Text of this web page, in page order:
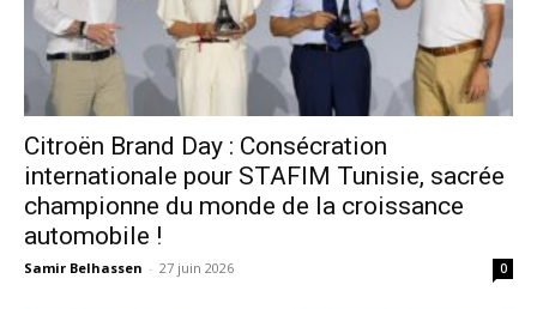
Citroën Brand Day : Consécration
internationale pour STAFIM Tunisie, sacrée
championne du monde de la croissance
automobile !
Samir Belhassen - 27 juin 2026 0